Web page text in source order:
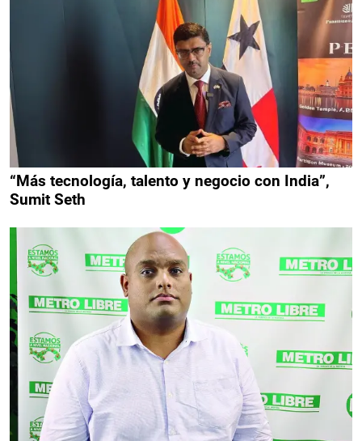
“Más tecnología, talento y negocio con India”,
Sumit Seth